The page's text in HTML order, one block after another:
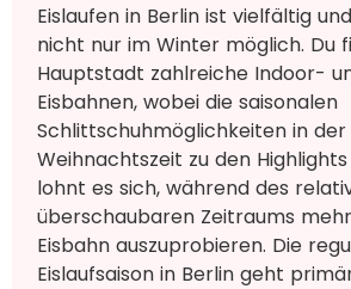
Eislaufen in Berlin ist vielfältig
nicht nur im Winter möglich. Du
Hauptstadt zahlreiche Indoor-
Eisbahnen, wobei die saisonalen
Schlittschuhmöglichkeiten in der
Weihnachtszeit zu den
lohnt es sich, während des
überschaubaren Zeitraums
Eisbahn auszuprobieren. Die
Eislaufsaison in Berlin geht